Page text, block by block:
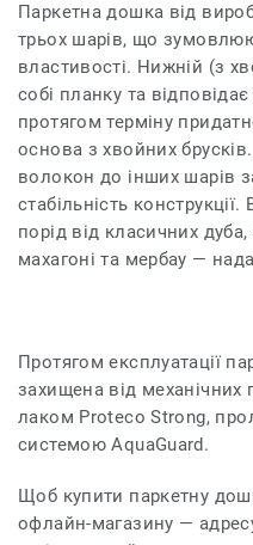
Паркетна дошка від
трьох шарів, що
властивості. Нижній (з
собі планку та
протягом терміну
основа з хвойних
волокон до інших шарів
стабільність
порід від класичних
махагоні та мербау —
Протягом експлуатації
захищена від
лаком Proteco Strong,
системою AquaGuard.
Щоб купити паркетну
офлайн-магазину —